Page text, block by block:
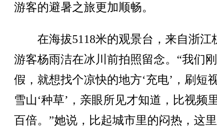
游客的避暑之旅更加顺畅。
在海拔5118米的观景台，来自浙江
游客杨雨洁在冰川前拍照留念。“我们
假，就想找个凉快的地方‘充电’，刷短
雪山‘种草’，亲眼所见才知道，比视频
百倍。”她说，比起城市里的闷热，这